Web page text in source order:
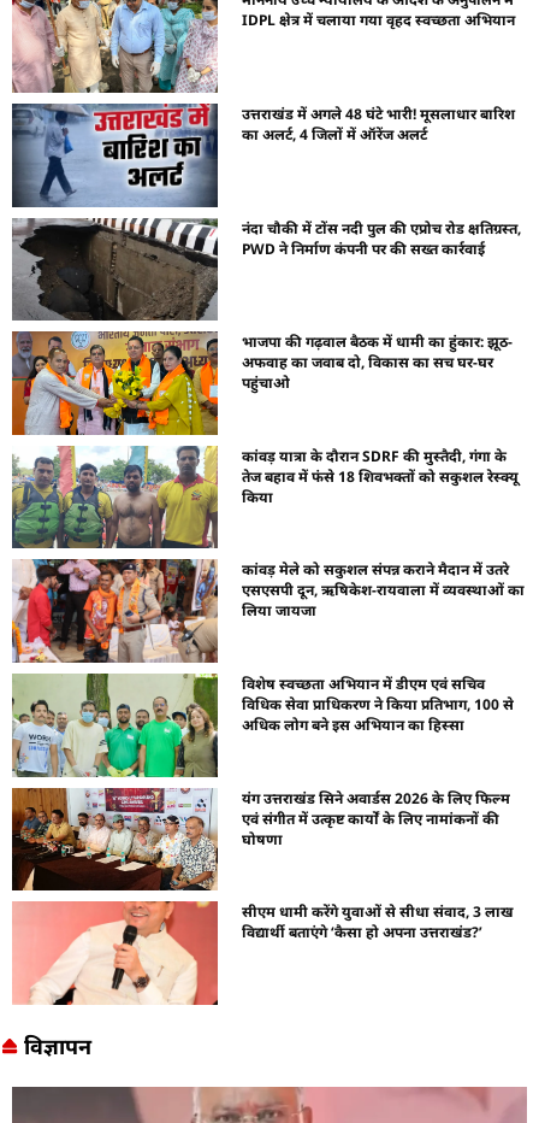
IDPL क्षेत्र में चलाया गया वृहद स्वच्छता अभियान
उत्तराखंड में अगले 48 घंटे भारी! मूसलाधार बारिश
का अलर्ट, 4 जिलों में ऑरेंज अलर्ट
नंदा चौकी में टोंस नदी पुल की एप्रोच रोड क्षतिग्रस्त,
PWD ने निर्माण कंपनी पर की सख्त कार्रवाई
भाजपा की गढ़वाल बैठक में धामी का हुंकार: झूठ-
अफवाह का जवाब दो, विकास का सच घर-घर
पहुंचाओ
कांवड़ यात्रा के दौरान SDRF की मुस्तैदी, गंगा के
तेज बहाव में फंसे 18 शिवभक्तों को सकुशल रेस्क्यू
किया
कांवड़ मेले को सकुशल संपन्न कराने मैदान में उतरे
एसएसपी दून, ऋषिकेश-रायवाला में व्यवस्थाओं का
लिया जायजा
विशेष स्वच्छता अभियान में डीएम एवं सचिव
विधिक सेवा प्राधिकरण ने किया प्रतिभाग, 100 से
अधिक लोग बने इस अभियान का हिस्सा
यंग उत्तराखंड सिने अवार्डस 2026 के लिए फिल्म
एवं संगीत में उत्कृष्ट कार्यों के लिए नामांकनों की
घोषणा
सीएम धामी करेंगे युवाओं से सीधा संवाद, 3 लाख
विद्यार्थी बताएंगे ‘कैसा हो अपना उत्तराखंड?’
विज्ञापन